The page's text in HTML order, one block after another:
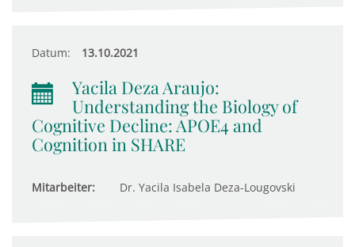
Datum: 13.10.2021
Yacila Deza Araujo:
Understanding the Biology of
Cognitive Decline: APOE4 and
Cognition in SHARE
Mitarbeiter: Dr. Yacila Isabela Deza-Lougovski